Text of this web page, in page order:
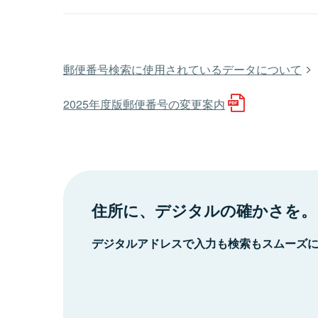
郵便番号検索に使用されているデータについて
2025年度版郵便番号の変更案内
住所に、デジタルの確かさを。
デジタルアドレスで入力も検索もスムーズ